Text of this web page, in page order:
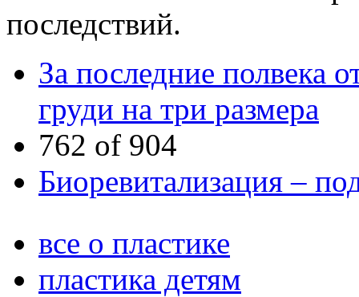
последствий.
За последние полвека
груди на три размера
762 of 904
Биоревитализация –
все о пластике
пластика детям